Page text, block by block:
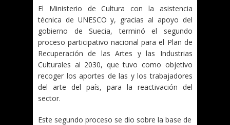
El Ministerio de Cultura con la asistencia
técnica de UNESCO y, gracias al apoyo del
gobierno de Suecia, terminó el segundo
proceso participativo nacional para el Plan de
Recuperación de las Artes y las Industrias
Culturales al 2030, que tuvo como objetivo
recoger los aportes de las y los trabajadores
del arte del país, para la reactivación del
sector.
Este segundo proceso se dio sobre la base de